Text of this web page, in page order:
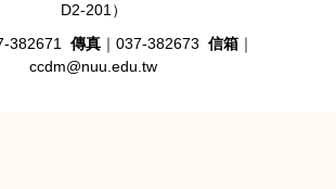
D2-201）
382671 傳真 ｜037-382673 信箱 ｜
ccdm@nuu.edu.tw